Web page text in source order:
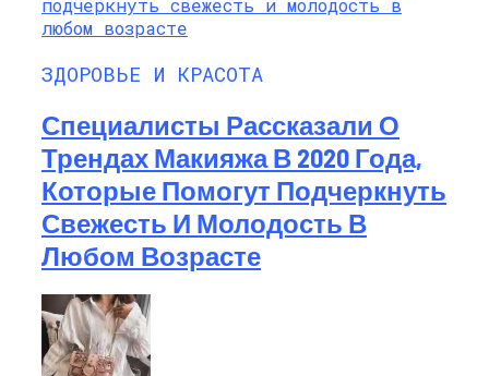
ЗДОРОВЬЕ И КРАСОТА
Специалисты Рассказали О
Трендах Макияжа В 2020 Года,
Которые Помогут Подчеркнуть
Свежесть И Молодость В
Любом Возрасте